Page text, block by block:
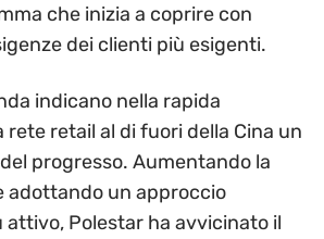
che inizia a coprire con
dei clienti più esigenti.
indicano nella rapida
rete retail al di fuori della Cina un
progresso. Aumentando la
adottando un approccio
attivo, Polestar ha avvicinato il